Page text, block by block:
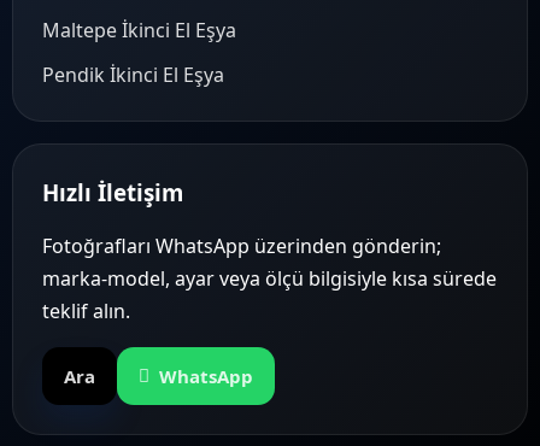
Maltepe İkinci El Eşya
Pendik İkinci El Eşya
Hızlı İletişim
Fotoğrafları WhatsApp üzerinden gönderin;
marka-model, ayar veya ölçü bilgisiyle kısa sürede
teklif alın.
Ara WhatsApp